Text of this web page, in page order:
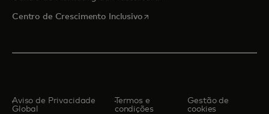
Centro de Crescimento Inclusivoabre em uma nova guia
Aviso de Privacidade
Global
Termos e
condições
Gestão de
cookies